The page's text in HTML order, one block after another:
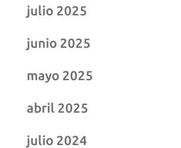
julio 2025
junio 2025
mayo 2025
abril 2025
julio 2024